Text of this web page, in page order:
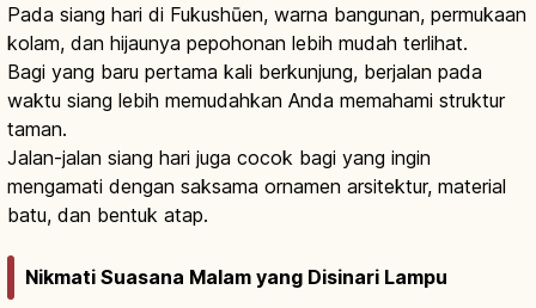
Pada siang hari di Fukushūen, warna bangunan, permukaan
kolam, dan hijaunya pepohonan lebih mudah terlihat.
Bagi yang baru pertama kali berkunjung, berjalan pada
waktu siang lebih memudahkan Anda memahami struktur
taman.
Jalan-jalan siang hari juga cocok bagi yang ingin
mengamati dengan saksama ornamen arsitektur, material
batu, dan bentuk atap.
Nikmati Suasana Malam yang Disinari Lampu